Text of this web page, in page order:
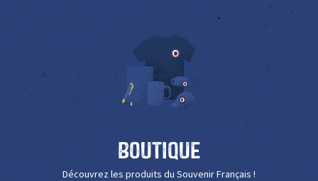
Boutique
Découvrez les produits du Souvenir Français !